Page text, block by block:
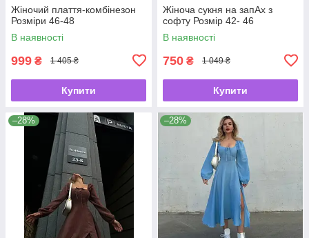
Жіночий плаття-комбінезон
Розміри 46-48
В наявності
999 ₴ 1 405 ₴
Купити
Жіноча сукня на запАх з
софту Розмір 42- 46
В наявності
750 ₴ 1 049 ₴
Купити
–28% –28%